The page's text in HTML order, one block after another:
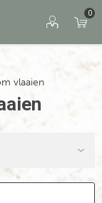
0
vlaaien